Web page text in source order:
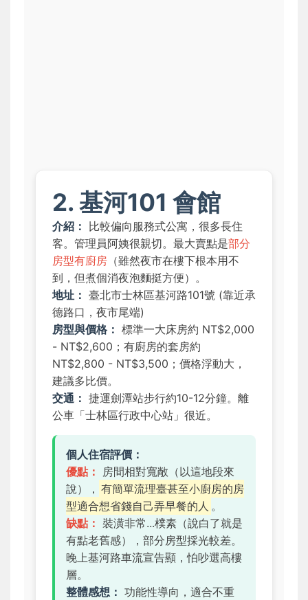
2. 基河101 會館
介紹：
比較偏向服務式公寓，很多長住
客。管理員阿姨很親切。最大賣點是部分
房型有廚房 （雖然夜市在樓下根本用不
到，但煮個消夜泡麵挺方便）。
地址： 臺北市士林區基河路101號 (靠近承
德路口，夜市尾端)
房型與價格： 標準一大床房約 NT$2,000
- NT$2,600；有廚房的套房約
NT$2,800 - NT$3,500；價格浮動大，
建議多比價。
交通： 捷運劍潭站步行約10-12分鐘。離
公車「士林區行政中心站」很近。
個人住宿評價：
優點：
房間相對寬敞（以這地段來
說）， 有簡單流理臺甚至小廚房的房
型適合想省錢自己弄早餐的人 。
缺點： 裝潢非常...樸素（說白了就是
有點老舊感），部分房型採光較差。
晚上基河路車流宣告顯，怕吵選高樓
層。
整體感想： 功能性導向，適合不重